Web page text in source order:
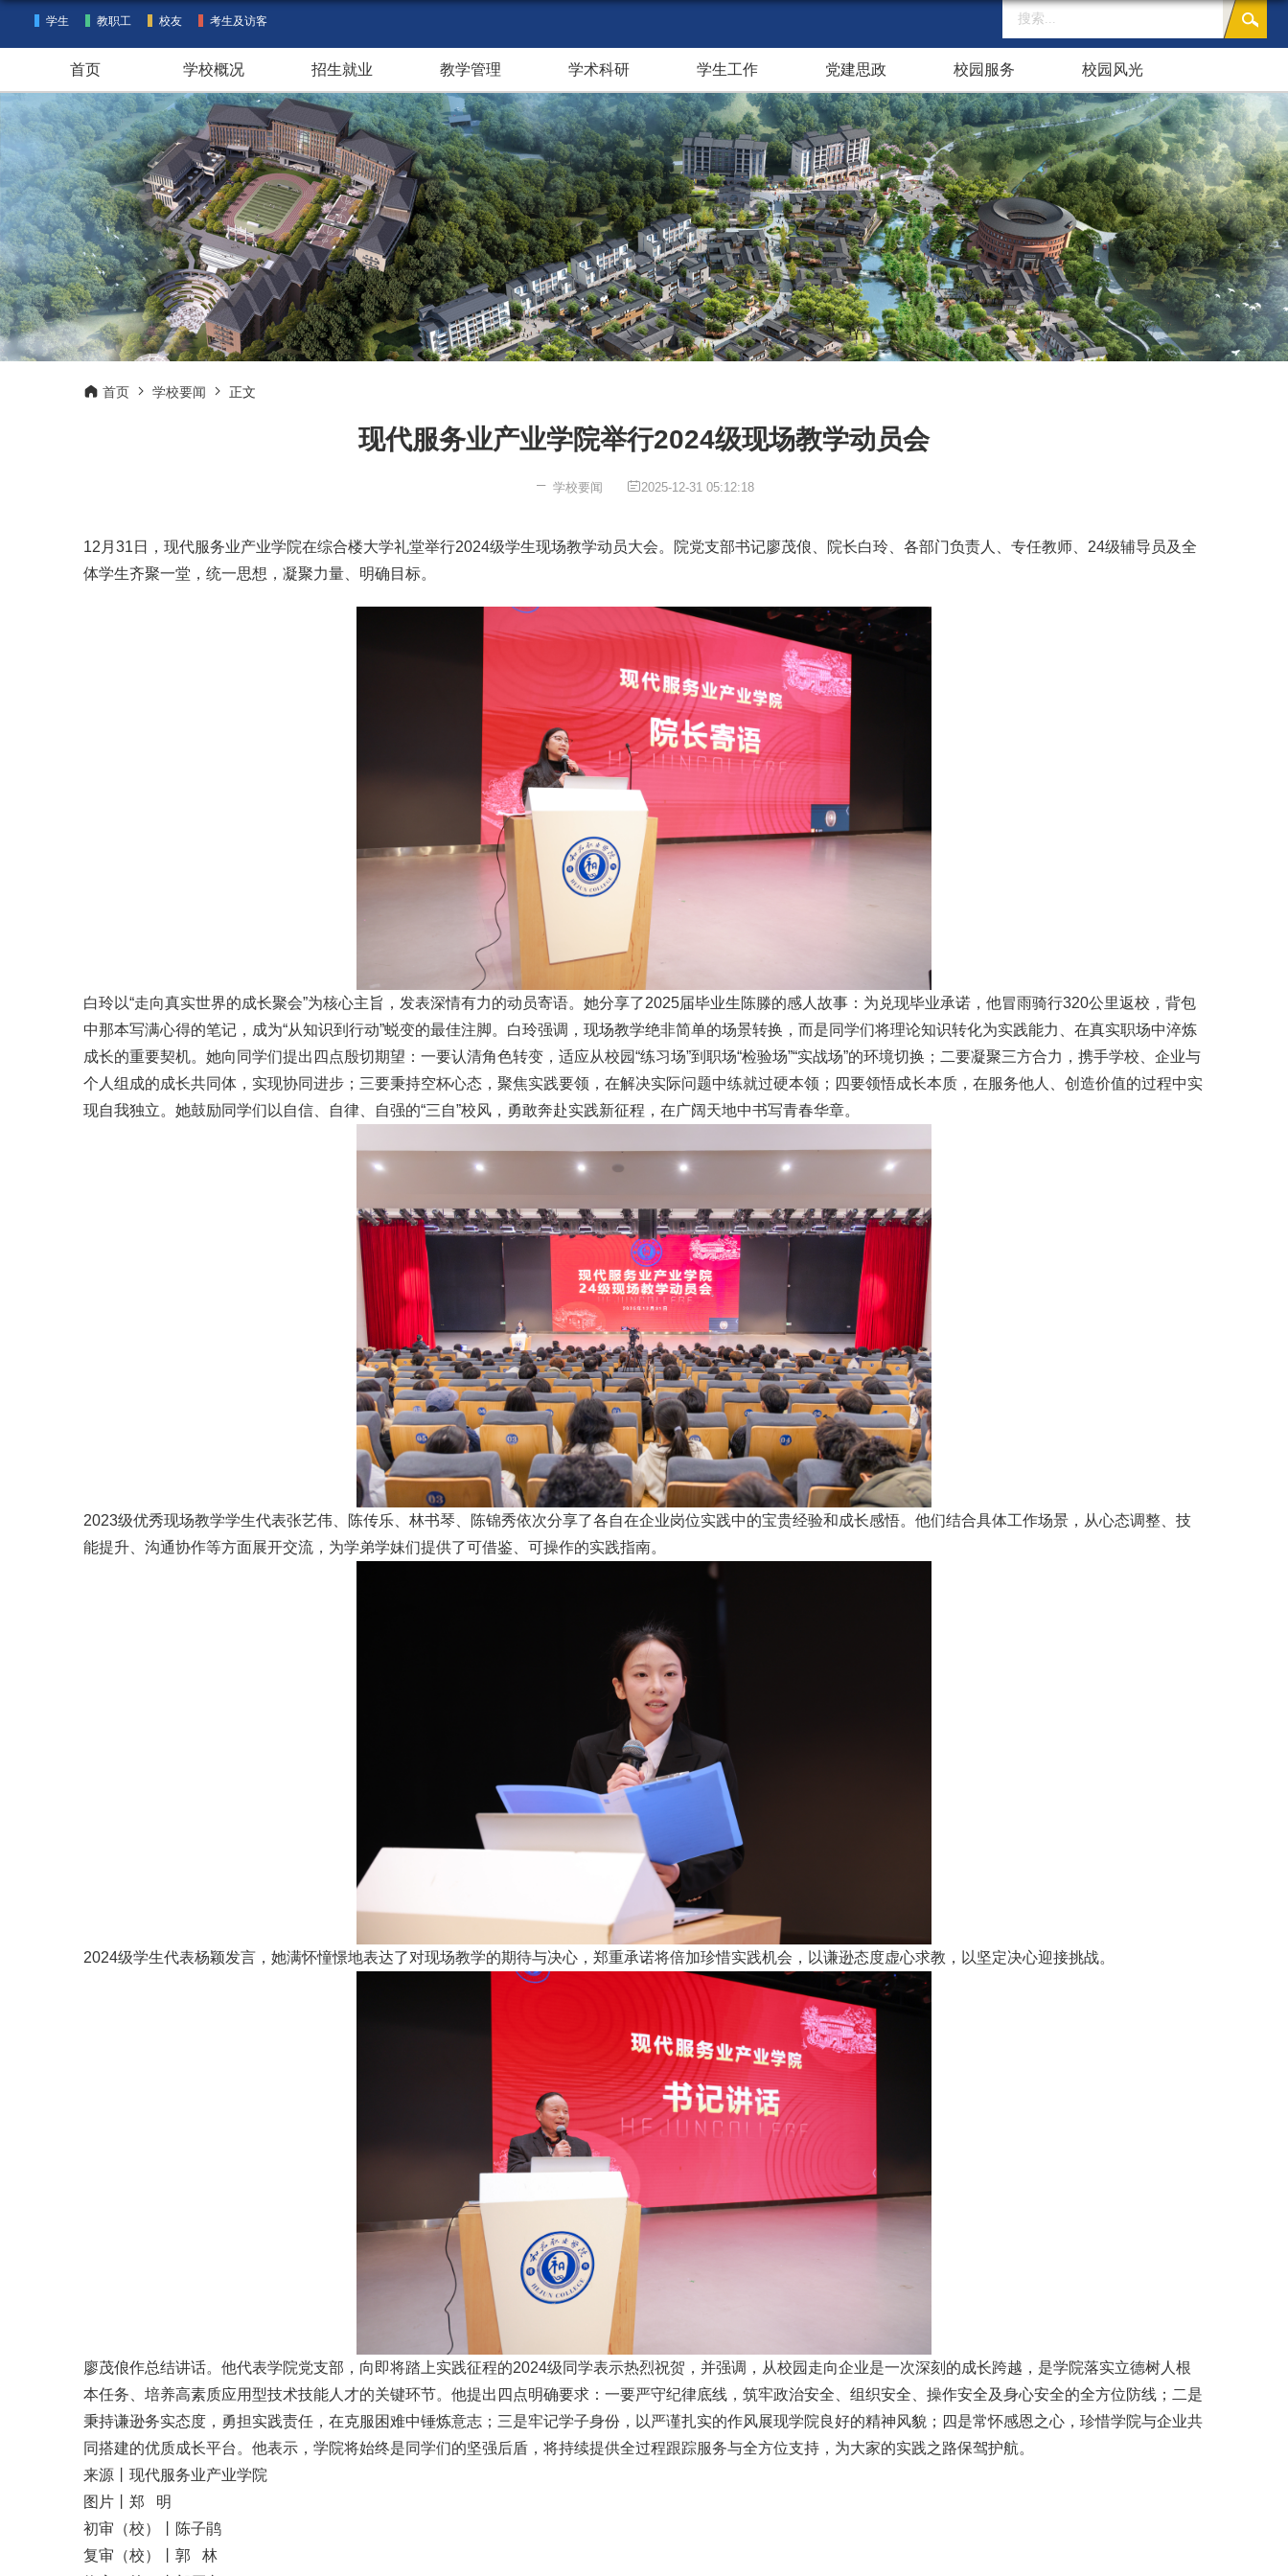
学生 教职工 校友 考生及访客
首页 学校概况 招生就业 教学管理 学术科研 学生工作 党建思政 校园服务 校园风光
首页 学校要闻 正文
现代服务业产业学院举行2024级现场教学动员会
学校要闻 2025-12-31 05:12:18
12月31日，现代服务业产业学院在综合楼大学礼堂举行2024级学生现场教学动员大会。院党支部书记廖茂俍、院长白玲、各部门负责人、专任教师、24级辅导员及全
体学生齐聚一堂，统一思想，凝聚力量、明确目标。
白玲以“走向真实世界的成长聚会”为核心主旨，发表深情有力的动员寄语。她分享了2025届毕业生陈滕的感人故事：为兑现毕业承诺，他冒雨骑行320公里返校，背包
中那本写满心得的笔记，成为“从知识到行动”蜕变的最佳注脚。白玲强调，现场教学绝非简单的场景转换，而是同学们将理论知识转化为实践能力、在真实职场中淬炼
成长的重要契机。她向同学们提出四点殷切期望：一要认清角色转变，适应从校园“练习场”到职场“检验场”“实战场”的环境切换；二要凝聚三方合力，携手学校、企业与
个人组成的成长共同体，实现协同进步；三要秉持空杯心态，聚焦实践要领，在解决实际问题中练就过硬本领；四要领悟成长本质，在服务他人、创造价值的过程中实
现自我独立。她鼓励同学们以自信、自律、自强的“三自”校风，勇敢奔赴实践新征程，在广阔天地中书写青春华章。
2023级优秀现场教学学生代表张艺伟、陈传乐、林书琴、陈锦秀依次分享了各自在企业岗位实践中的宝贵经验和成长感悟。他们结合具体工作场景，从心态调整、技
能提升、沟通协作等方面展开交流，为学弟学妹们提供了可借鉴、可操作的实践指南。
2024级学生代表杨颖发言，她满怀憧憬地表达了对现场教学的期待与决心，郑重承诺将倍加珍惜实践机会，以谦逊态度虚心求教，以坚定决心迎接挑战。
廖茂俍作总结讲话。他代表学院党支部，向即将踏上实践征程的2024级同学表示热烈祝贺，并强调，从校园走向企业是一次深刻的成长跨越，是学院落实立德树人根
本任务、培养高素质应用型技术技能人才的关键环节。他提出四点明确要求：一要严守纪律底线，筑牢政治安全、组织安全、操作安全及身心安全的全方位防线；二是
秉持谦逊务实态度，勇担实践责任，在克服困难中锤炼意志；三是牢记学子身份，以严谨扎实的作风展现学院良好的精神风貌；四是常怀感恩之心，珍惜学院与企业共
同搭建的优质成长平台。他表示，学院将始终是同学们的坚强后盾，将持续提供全过程跟踪服务与全方位支持，为大家的实践之路保驾护航。
来源丨现代服务业产业学院
图片丨郑 明
初审（校）丨陈子鹃
复审（校）丨郭 林